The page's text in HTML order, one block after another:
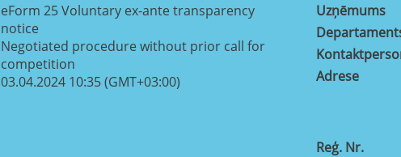
eForm 25 Voluntary ex-ante transparency
notice
Negotiated procedure without prior call for
competition
03.04.2024 10:35 (GMT+03:00)
Uzņēmums
Adrese
Reģ. Nr.